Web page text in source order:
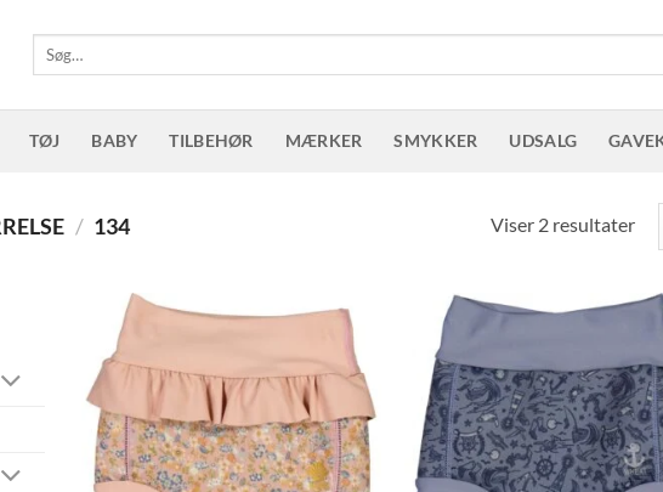
Søg
efter:
TØJ BABY TILBEHØR MÆRKER SMYKKER UDSALG
/ 134 Viser 2 resultater